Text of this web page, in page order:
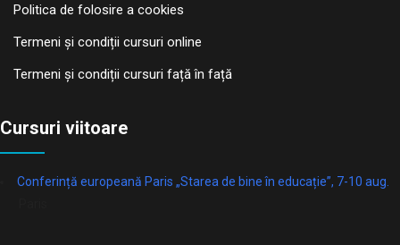
Politica de folosire a cookies
Termeni și condiții cursuri online
Termeni și condiții cursuri față în față
Cursuri viitoare
Conferință europeană Paris „Starea de bine în educație”, 7-10 aug.